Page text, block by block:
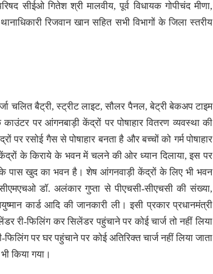
सीईओ गितेश श्री मालवीय, पूर्व विधायक गोपीचंद मीणा,
रिजवान खान सहित सभी विभागों के जिला स्तरीय
चलित बैट्री, स्ट्रीट लाइट, सौलर पैनल, बेट्री बेकअप टाइम
पर आंगनबाड़ी केंद्रों पर पोषाहार वितरण व्यवस्था की
रसोई गैस से पोषाहार बनता है और बच्चों को गर्म पोषाहार
के किराये के भवन में चलने की ओर ध्यान दिलाया, इस पर
पास खुद का भवन है। शेष आंगनवाड़ी केंद्रों के लिए भी भवन
डॉ. अलंकार गुप्ता से पीएचसी-सीएचसी की संख्या,
कार्ड आदि की जानकारी ली। इसी प्रकार प्रधानमंत्री
री-फिलिंग कर सिलेंडर पहुंचाने पर कोई चार्ज तो नहीं लिया
पर घर पहुंचाने पर कोई अतिरिक्त चार्ज नहीं लिया जाता
किया गया।